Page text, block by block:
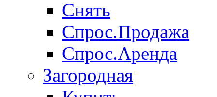
Снять
Спрос.Продажа
Спрос.Аренда
Загородная